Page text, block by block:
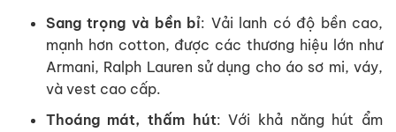
Sang trọng và bền bỉ: Vải lanh có độ bền cao,
mạnh hơn cotton, được các thương hiệu lớn như
Armani, Ralph Lauren sử dụng cho áo sơ mi, váy,
và vest cao cấp.
Thoáng mát, thấm hút: Với khả năng hút ẩm